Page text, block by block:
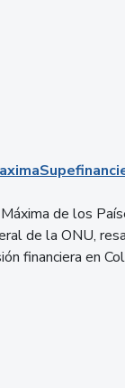
de los
de la ONU,
financiera en